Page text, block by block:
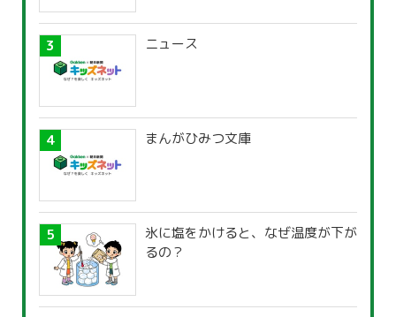
ニュース
まんがひみつ文庫
氷に塩をかけると、なぜ温度が下が
るの？